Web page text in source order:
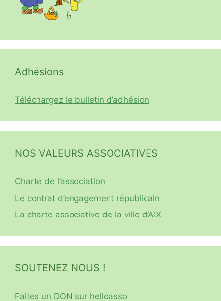
Adhésions
Téléchargez le bulletin d’adhésion
NOS VALEURS ASSOCIATIVES
Charte de l’association
Le contrat d’engagement républicain
La charte associative de la ville d’AIX
SOUTENEZ NOUS !
Faites un DON sur helloasso